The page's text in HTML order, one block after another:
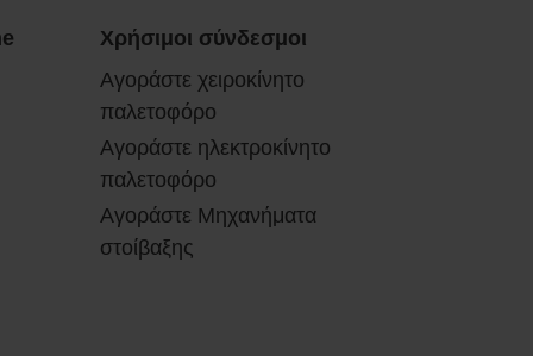
Χρήσιμοι σύνδεσμοι
Αγοράστε χειροκίνητο
παλετοφόρο
Αγοράστε ηλεκτροκίνητο
παλετοφόρο
Αγοράστε Μηχανήματα
στοίβαξης